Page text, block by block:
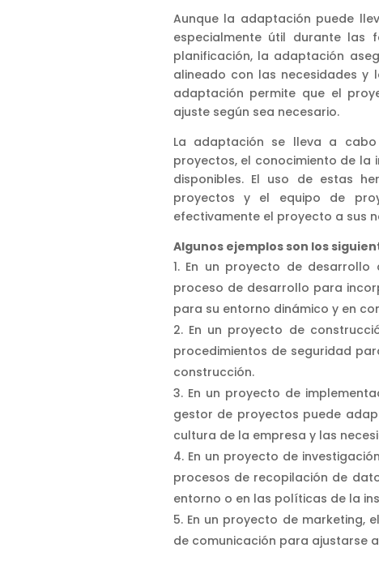
Aunque la adaptación puede
especialmente útil durante las
planificación, la adaptación
alineado con las necesidades y
adaptación permite que el
ajuste según sea necesario.
La adaptación se lleva a
proyectos, el conocimiento de la
disponibles. El uso de estas
proyectos y el equipo de
efectivamente el proyecto a sus
Algunos ejemplos son los
En un proyecto de
proceso de desarrollo para
para su entorno dinámico y en
En un proyecto de
procedimientos de seguridad
construcción.
En un proyecto de
gestor de proyectos puede
cultura de la empresa y las
En un proyecto de
procesos de recopilación de
entorno o en las políticas de la
En un proyecto de marketing,
de comunicación para ajustarse